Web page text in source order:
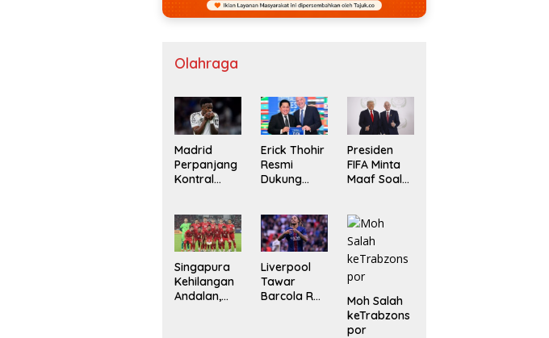
Olahraga
Madrid
Perpanjang
Kontral
2032
Erick Thohir
Resmi
Dukung
Lanjut
Pimpin FIFA
Presiden
FIFA Minta
Maaf Soal
Singapura
Kehilangan
Andalan,
Liverpool
Tawar
Barcola Rp
Moh Salah
keTrabzons
por